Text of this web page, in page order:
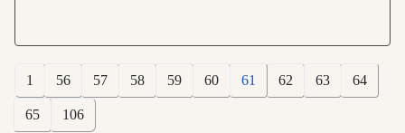
1 56 57 58 59 60 61 62 63 64
65 106